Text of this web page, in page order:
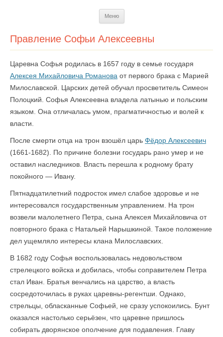
Меню
Правление Софьи Алексеевны
Царевна Софья родилась в 1657 году в семье государя
Алексея Михайловича Романова от первого брака с Марией
Милославской. Царских детей обучал просветитель Симеон
Полоцкий. Софья Алексеевна владела латынью и польским
языком. Она отличалась умом, прагматичностью и волей к
власти.
После смерти отца на трон взошёл царь Фёдор Алексеевич
(1661-1682). По причине болезни государь рано умер и не
оставил наследников. Власть перешла к родному брату
покойного — Ивану.
Пятнадцатилетний подросток имел слабое здоровье и не
интересовался государственным управлением. На трон
возвели малолетнего Петра, сына Алексея Михайловича от
повторного брака с Натальей Нарышкиной. Такое положение
дел ущемляло интересы клана Милославских.
В 1682 году Софья воспользовалась недовольством
стрелецкого войска и добилась, чтобы соправителем Петра
стал Иван. Братья венчались на царство, а власть
сосредоточилась в руках царевны-регентши. Однако,
стрельцы, обласканные Софьей, не сразу успокоились. Бунт
оказался настолько серьёзен, что царевне пришлось
собирать дворянское ополчение для подавления. Главу